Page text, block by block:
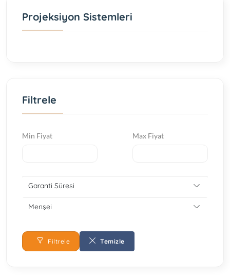
Projeksiyon Sistemleri
Filtrele
Min Fiyat Max Fiyat
Garanti Süresi
Menşei
Filtrele Temizle